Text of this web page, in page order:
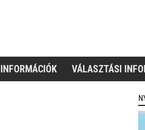
INFORMÁCIÓK VÁLASZTÁSI